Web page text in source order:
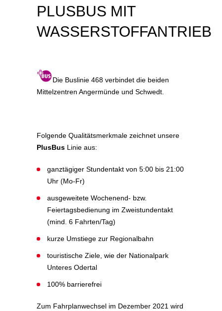
PLUSBUS MIT
WASSERSTOFFANTRIEB
Die Buslinie 468 verbindet die beiden
Mittelzentren Angermünde und Schwedt.
Folgende Qualitätsmerkmale zeichnet unsere
PlusBus Linie aus:
ganztägiger Stundentakt von 5:00 bis 21:00
Uhr (Mo-Fr)
ausgeweitete Wochenend- bzw.
Feiertagsbedienung im Zweistundentakt
(mind. 6 Fahrten/Tag)
kurze Umstiege zur Regionalbahn
touristische Ziele, wie der Nationalpark
Unteres Odertal
100% barrierefrei
Zum Fahrplanwechsel im Dezember 2021 wird